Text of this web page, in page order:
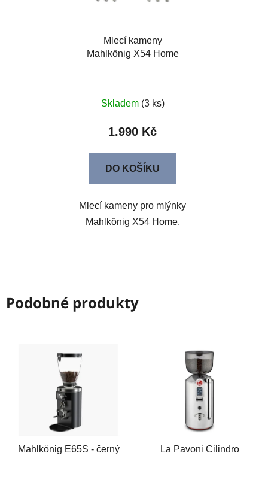
Mlecí kameny
Mahlkönig X54 Home
Skladem (3 ks)
1.990 Kč
DO KOŠÍKU
Mlecí kameny pro mlýnky
Mahlkönig X54 Home.
Podobné produkty
Mahlkönig E65S - černý La Pavoni Cilindro